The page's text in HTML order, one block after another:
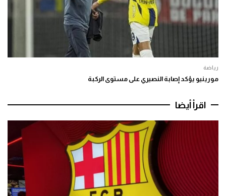
رياضة
مورينيو يؤكد إصابة النصيري على مستوى الركبة
اقرأ أيضا